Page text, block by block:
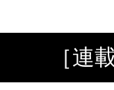
［連